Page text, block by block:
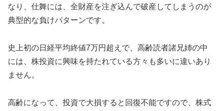
なり、仕舞には、全財産を注ぎ込んで破産してしまうのが
典型的な負けパターンです。
史上初の日経平均終値7万円超えで、高齢読者諸兄姉の中
には、株投資に興味を持たれている方々も多いに違いあり
ません。
高齢になって、投資で大損すると回復不能ですので、株式